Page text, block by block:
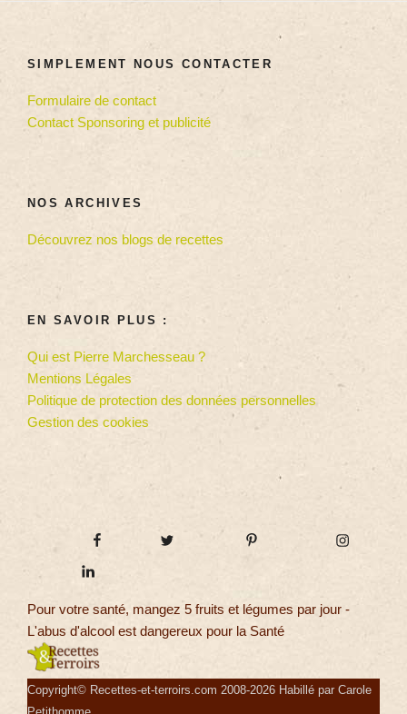
SIMPLEMENT NOUS CONTACTER
Formulaire de contact
Contact Sponsoring et publicité
NOS ARCHIVES
Découvrez nos blogs de recettes
EN SAVOIR PLUS :
Qui est Pierre Marchesseau ?
Mentions Légales
Politique de protection des données personnelles
Gestion des cookies
Pour votre santé, mangez 5 fruits et légumes par jour -
L'abus d'alcool est dangereux pour la Santé
Copyright© Recettes-et-terroirs.com 2008-2026 Habillé par Carole